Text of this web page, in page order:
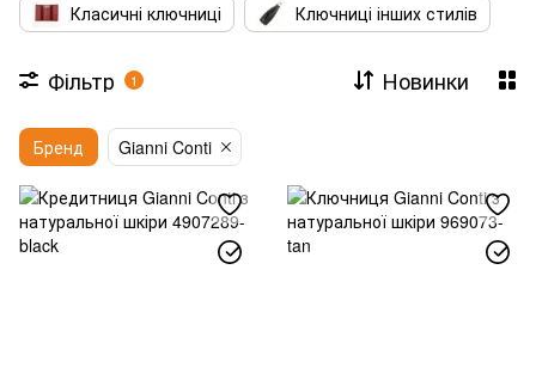
Класичні ключниці Ключниці інших стилів
Фільтр 1 Новинки
Бренд Gianni Conti